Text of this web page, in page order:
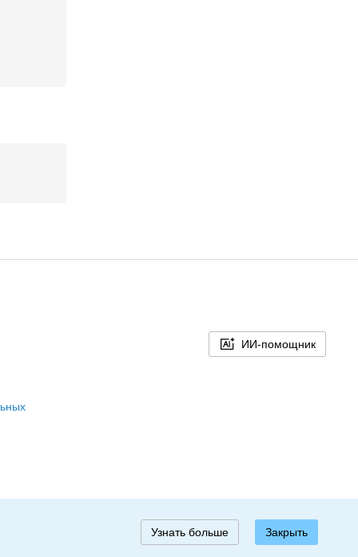
ИИ-помощник
Узнать больше Закрыть